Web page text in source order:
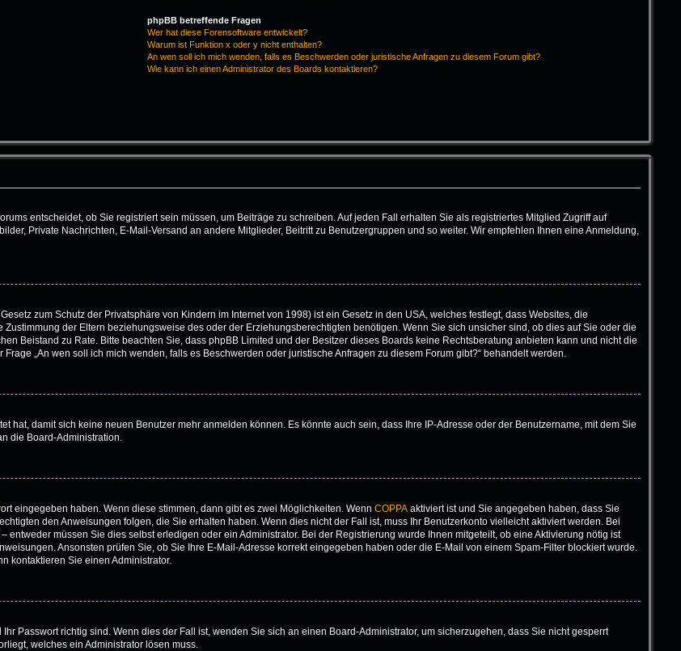
phpBB betreffende Fragen
Wer hat diese Forensoftware entwickelt?
Warum ist Funktion x oder y nicht enthalten?
An wen soll ich mich wenden, falls es Beschwerden oder juristische Anfragen zu diesem Forum gibt?
Wie kann ich einen Administrator des Boards kontaktieren?
entscheidet, ob Sie registriert sein müssen, um Beiträge zu schreiben. Auf jeden Fall erhalten Sie als registriertes Mitglied Zugriff auf
Private Nachrichten, E-Mail-Versand an andere Mitglieder, Beitritt zu Benutzergruppen und so weiter. Wir empfehlen Ihnen eine Anmeldung,
zum Schutz der Privatsphäre von Kindern im Internet von 1998) ist ein Gesetz in den USA, welches festlegt, dass Websites, die
der Eltern beziehungsweise des oder der Erziehungsberechtigten benötigen. Wenn Sie sich unsicher sind, ob dies auf Sie oder die
Beistand zu Rate. Bitte beachten Sie, dass phpBB Limited und der Besitzer dieses Boards keine Rechtsberatung anbieten kann und nicht die
„An wen soll ich mich wenden, falls es Beschwerden oder juristische Anfragen zu diesem Forum gibt?“ behandelt werden.
hat, damit sich keine neuen Benutzer mehr anmelden können. Es könnte auch sein, dass Ihre IP-Adresse oder der Benutzername, mit dem Sie
die Board-Administration.
eingegeben haben. Wenn diese stimmen, dann gibt es zwei Möglichkeiten. Wenn COPPAaktiviert ist und Sie angegeben haben, dass Sie
den Anweisungen folgen, die Sie erhalten haben. Wenn dies nicht der Fall ist, muss Ihr Benutzerkonto vielleicht aktiviert werden. Bei
müssen Sie dies selbst erledigen oder ein Administrator. Bei der Registrierung wurde Ihnen mitgeteilt, ob eine Aktivierung nötig ist
Ansonsten prüfen Sie, ob Sie Ihre E-Mail-Adresse korrekt eingegeben haben oder die E-Mail von einem Spam-Filter blockiert wurde.
kontaktieren Sie einen Administrator.
Passwort richtig sind. Wenn dies der Fall ist, wenden Sie sich an einen Board-Administrator, um sicherzugehen, dass Sie nicht gesperrt
welches ein Administrator lösen muss.